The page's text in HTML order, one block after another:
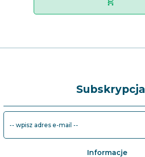
Subskrypcja
-- wpisz adres e-mail --
Informacje